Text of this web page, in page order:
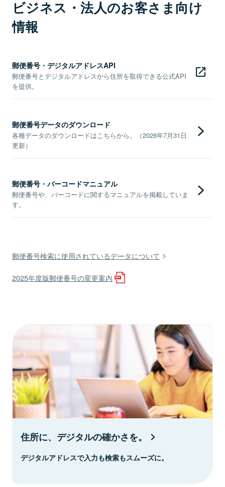
ビジネス・法人のお客さま向け
情報
郵便番号・デジタルアドレスAPI
郵便番号とデジタルアドレスから住所を取得できる公式API
を提供。
郵便番号データのダウンロード
各種データのダウンロードはこちらから。（2026年7月31日
更新）
郵便番号・バーコードマニュアル
郵便番号や、バーコードに関するマニュアルを掲載していま
す。
郵便番号検索に使用されているデータについて
2025年度版郵便番号の変更案内
住所に、デジタルの確かさを。
デジタルアドレスで入力も検索もスムーズに。